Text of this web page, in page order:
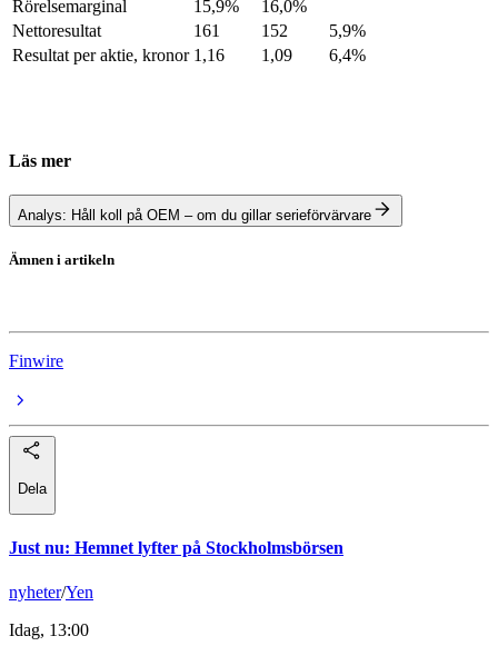
Rörelsemarginal 15,9%
16,0%
Nettoresultat
161 152
5,9%
Resultat per aktie, kronor 1,16 1,09 6,4%
Läs mer
Analys: Håll koll på OEM – om du gillar serieförvärvare
Ämnen i artikeln
Finwire
Dela
Just nu: Hemnet lyfter på Stockholmsbörsen
nyheter/Yen
Idag, 13:00